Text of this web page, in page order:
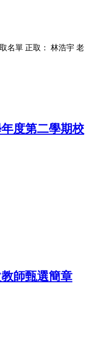
名單 正取： 林浩宇 老
度第二學期校
師甄選簡章